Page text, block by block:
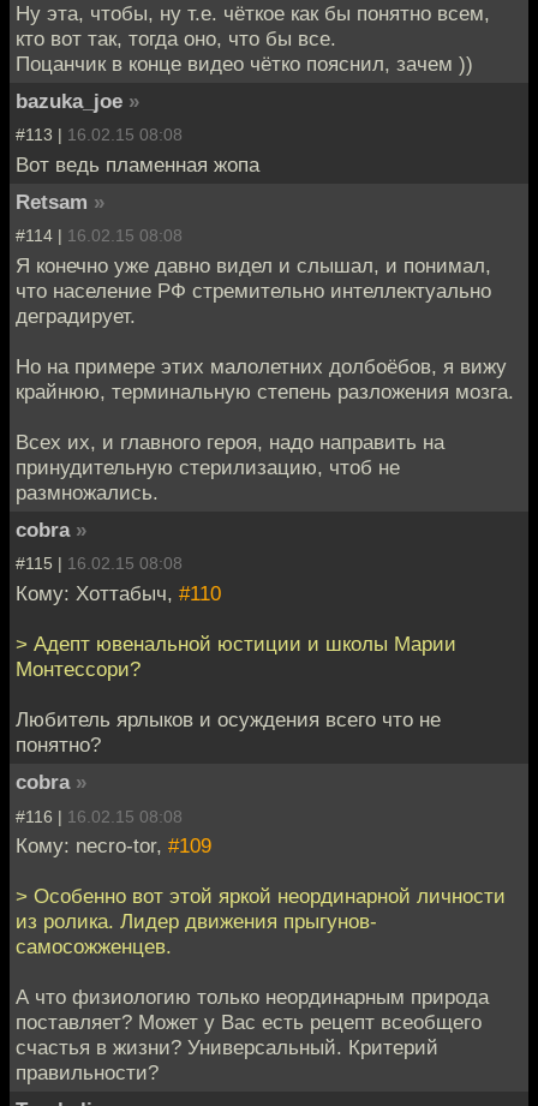
Ну эта, чтобы, ну т.е. чёткое как бы понятно всем,
кто вот так, тогда оно, что бы все.
Поцанчик в конце видео чётко пояснил, зачем ))
bazuka_joe »
#113 | 16.02.15 08:08
Вот ведь пламенная жопа
Retsam »
#114 | 16.02.15 08:08
Я конечно уже давно видел и слышал, и понимал,
что население РФ стремительно интеллектуально
деградирует.
Но на примере этих малолетних долбоёбов, я вижу
крайнюю, терминальную степень разложения мозга.
Всех их, и главного героя, надо направить на
принудительную стерилизацию, чтоб не
размножались.
cobra »
#115 | 16.02.15 08:08
Кому: Хоттабыч, #110
> Адепт ювенальной юстиции и школы Марии
Монтессори?
Любитель ярлыков и осуждения всего что не
понятно?
cobra »
#116 | 16.02.15 08:08
Кому: necro-tor, #109
> Особенно вот этой яркой неординарной личности
из ролика. Лидер движения прыгунов-
самосожженцев.
А что физиологию только неординарным природа
поставляет? Может у Вас есть рецепт всеобщего
счастья в жизни? Универсальный. Критерий
правильности?